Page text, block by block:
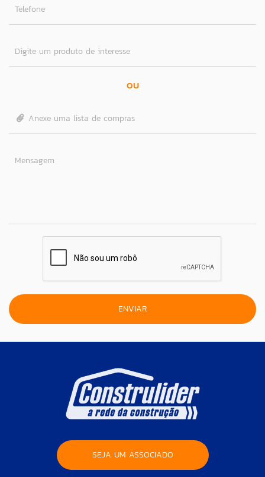
Telefone
Digite um produto de interesse
OU
Anexe uma lista de compras
Mensagem
SEJA UM ASSOCIADO